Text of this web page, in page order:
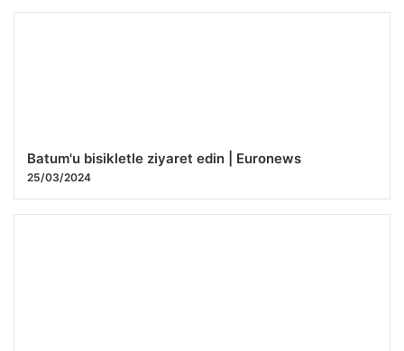
Batum'u bisikletle ziyaret edin | Euronews
25/03/2024